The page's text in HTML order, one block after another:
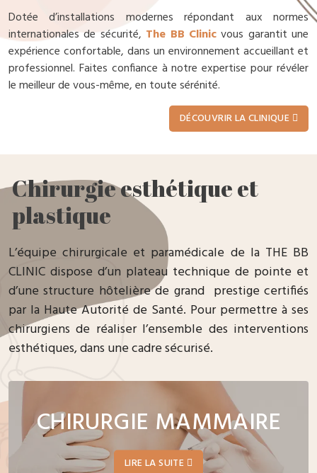
Dotée d’installations modernes répondant aux normes
internationales de sécurité, The BB Clinicvous garantit une
expérience confortable, dans un environnement accueillant et
professionnel. Faites confiance à notre expertise pour révéler
le meilleur de vous-même, en toute sérénité.
DÉCOUVRIR LA CLINIQUE
Chirurgie esthétique et
plastique
L’équipe chirurgicale et paramédicale de la THE BB
CLINIC dispose d’un plateau technique de pointe et
d’une structure hôtelière de grand prestige certifiés
par la Haute Autorité de Santé. Pour permettre à ses
chirurgiens de réaliser l’ensemble des interventions
esthétiques, dans une cadre sécurisé.
CHIRURGIE MAMMAIRE
LIRE LA SUITE